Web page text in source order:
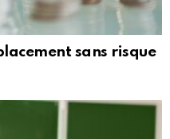
sans risque